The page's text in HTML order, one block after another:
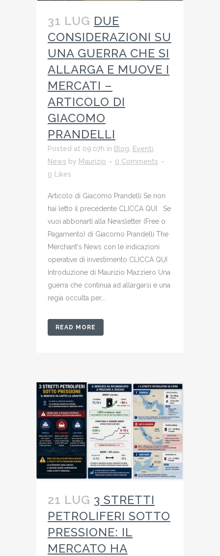
31 LUG DUE
CONSIDERAZIONI SU
UNA GUERRA CHE SI
ALLARGA E MUOVE I
MERCATI –
ARTICOLO DI
GIACOMO
PRANDELLI
Posted at 09:07h in Blog Eventi
News by Maurizio
0 Comments
0 Likes
Articolo di Giacomo Prandelli Se non
hai letto il precedente CLICCA QUI Se
vuoi abbonarti alla Newsletter (Free o
Pagamento) di Giacomo Prandelli The
Merchant's News con le indicazioni
operative di investimento CLICCA QUI
Introduzione di Maurizio Mazziero Una
guerra che continua ad allargarsi e una
regia occulta per...
READ MORE
21 LUG 3 STRETTI
PETROLIFERI SOTTO
PRESSIONE: IL
MERCATO HA